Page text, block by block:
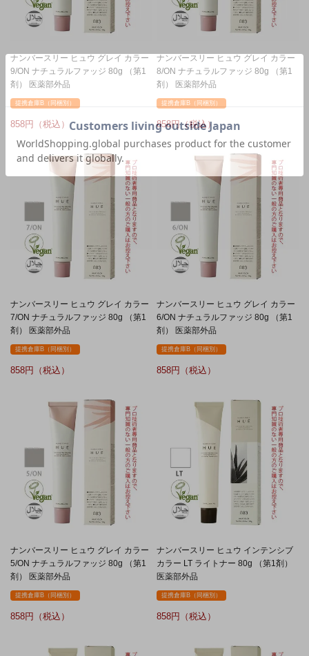
ナンバースリー ヒュウ グレイ カラー
9/ON ナチュラルファッジ 80g （第1
剤） 医薬部外品
提携倉庫B（同梱別）
858
ナンバースリー ヒュウ グレイ カラー
8/ON ナチュラルファッジ 80g （第1
剤） 医薬部外品
提携倉庫B（同梱別）
858
ナンバースリー ヒュウ グレイ カラー
7/ON ナチュラルファッジ 80g （第1
剤） 医薬部外品
提携倉庫B（同梱別）
858
ナンバースリー ヒュウ グレイ カラー
6/ON ナチュラルファッジ 80g （第1
剤） 医薬部外品
提携倉庫B（同梱別）
858
ナンバースリー ヒュウ グレイ カラー
5/ON ナチュラルファッジ 80g （第1
剤） 医薬部外品
提携倉庫B（同梱別）
858
ナンバースリー ヒュウ インテンシブ
カラー LT ライトナー 80g （第1剤）
医薬部外品
提携倉庫B（同梱別）
858